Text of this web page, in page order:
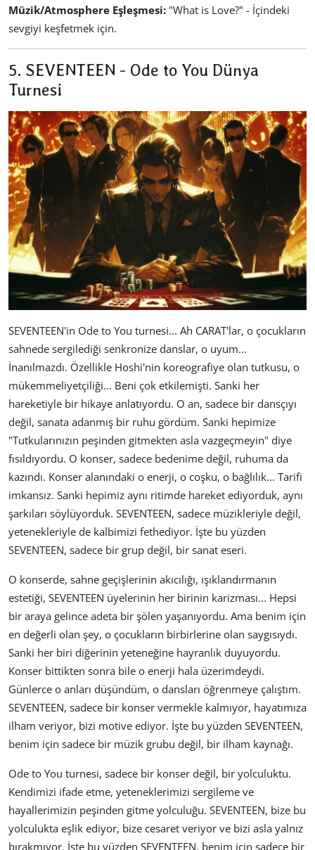
Müzik/Atmosphere Eşleşmesi: "What is Love?" - İçindeki
sevgiyi keşfetmek için.
5. SEVENTEEN - Ode to You Dünya
Turnesi
SEVENTEEN'in Ode to You turnesi... Ah CARAT'lar, o çocukların
sahnede sergilediği senkronize danslar, o uyum...
İnanılmazdı. Özellikle Hoshi'nin koreografiye olan tutkusu, o
mükemmeliyetçiliği... Beni çok etkilemişti. Sanki her
hareketiyle bir hikaye anlatıyordu. O an, sadece bir dansçıyı
değil, sanata adanmış bir ruhu gördüm. Sanki hepimize
"Tutkularınızın peşinden gitmekten asla vazgeçmeyin" diye
fısıldıyordu. O konser, sadece bedenime değil, ruhuma da
kazındı. Konser alanındaki o enerji, o coşku, o bağlılık... Tarifi
imkansız. Sanki hepimiz aynı ritimde hareket ediyorduk, aynı
şarkıları söylüyorduk. SEVENTEEN, sadece müzikleriyle değil,
yetenekleriyle de kalbimizi fethediyor. İşte bu yüzden
SEVENTEEN, sadece bir grup değil, bir sanat eseri.
O konserde, sahne geçişlerinin akıcılığı, ışıklandırmanın
estetiği, SEVENTEEN üyelerinin her birinin karizması... Hepsi
bir araya gelince adeta bir şölen yaşanıyordu. Ama benim için
en değerli olan şey, o çocukların birbirlerine olan saygısıydı.
Sanki her biri diğerinin yeteneğine hayranlık duyuyordu.
Konser bittikten sonra bile o enerji hala üzerimdeydi.
Günlerce o anları düşündüm, o dansları öğrenmeye çalıştım.
SEVENTEEN, sadece bir konser vermekle kalmıyor, hayatımıza
ilham veriyor, bizi motive ediyor. İşte bu yüzden SEVENTEEN,
benim için sadece bir müzik grubu değil, bir ilham kaynağı.
Ode to You turnesi, sadece bir konser değil, bir yolculuktu.
Kendimizi ifade etme, yeteneklerimizi sergileme ve
hayallerimizin peşinden gitme yolculuğu. SEVENTEEN, bize bu
yolculukta eşlik ediyor, bize cesaret veriyor ve bizi asla yalnız
bırakmıyor. İşte bu yüzden SEVENTEEN, benim için sadece bir